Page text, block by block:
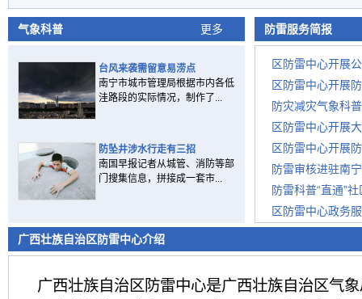
气象科普 更多
台风来袭需留意易涝点
南宁市城市管理局根据市内各低
洼路段的实际情况，制作了...
防坠井涉水行走有三招
南国早报记者从城管、消防等部
门搜集信息，拼接成一套市...
防雷服务简报
区防雷中心开展
区防雷中心开展
防灾减灾气象科
区防雷中心开展
区防雷中心开展
防雷审核进驻南
防雷科普“直通”
区防雷中心政务
广西壮族自治区防雷中心介绍
广西壮族自治区防雷中心是广西壮族自治区气